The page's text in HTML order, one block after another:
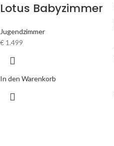
Lotus Babyzimmer
Jugendzimmer
€ 1.499
In den Warenkorb